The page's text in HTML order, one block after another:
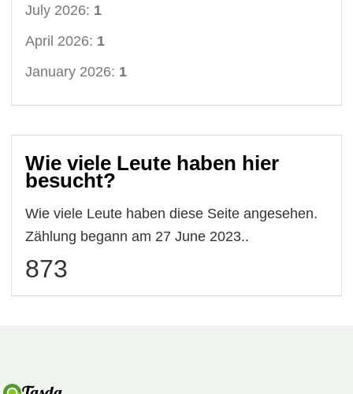
July 2026: 1
April 2026: 1
January 2026: 1
Wie viele Leute haben hier
besucht?
Wie viele Leute haben diese Seite angesehen.
Zählung begann am 27 June 2023..
873